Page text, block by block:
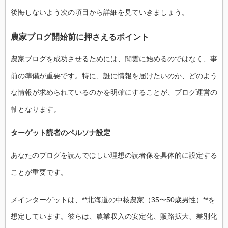
後悔しないよう次の項目から詳細を見ていきましょう。
農家ブログ開始前に押さえるポイント
農家ブログを成功させるためには、闇雲に始めるのではなく、事
前の準備が重要です。特に、誰に情報を届けたいのか、どのよう
な情報が求められているのかを明確にすることが、ブログ運営の
軸となります。
ターゲット読者のペルソナ設定
あなたのブログを読んでほしい理想の読者像を具体的に設定する
ことが重要です。
メインターゲットは、**北海道の中核農家（35〜50歳男性）**を
想定しています。彼らは、農業収入の安定化、販路拡大、差別化